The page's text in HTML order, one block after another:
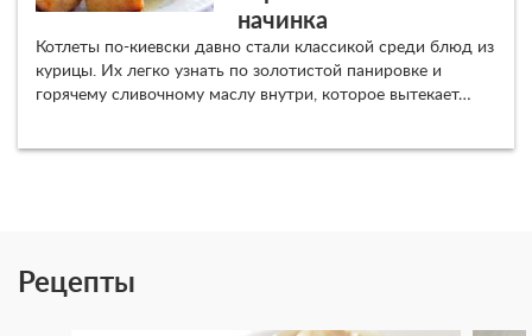
начинка
Котлеты по-киевски давно стали классикой среди блюд из
курицы. Их легко узнать по золотистой панировке и
горячему сливочному маслу внутри, которое вытекает…
Рецепты